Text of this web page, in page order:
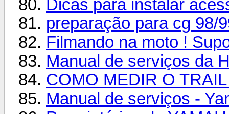
Dicas para instalar
preparação para cg 98/
Filmando na moto !
Manual de serviços da
COMO MEDIR O
Manual de serviços -